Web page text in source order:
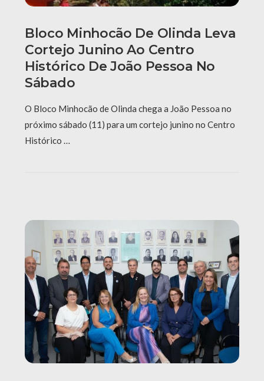
Bloco Minhocão De Olinda Leva
Cortejo Junino Ao Centro
Histórico De João Pessoa No
Sábado
O Bloco Minhocão de Olinda chega a João Pessoa no
próximo sábado (11) para um cortejo junino no Centro
Histórico …